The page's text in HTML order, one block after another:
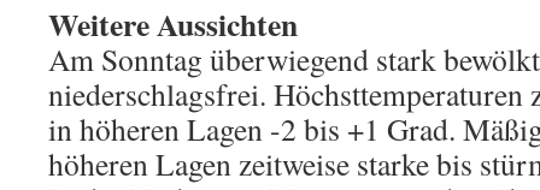
Weitere Aussichten
Am Sonntag überwiegend stark
niederschlagsfrei. Höchsttemperaturen
in höheren Lagen -2 bis +1 Grad.
höheren Lagen zeitweise starke bis